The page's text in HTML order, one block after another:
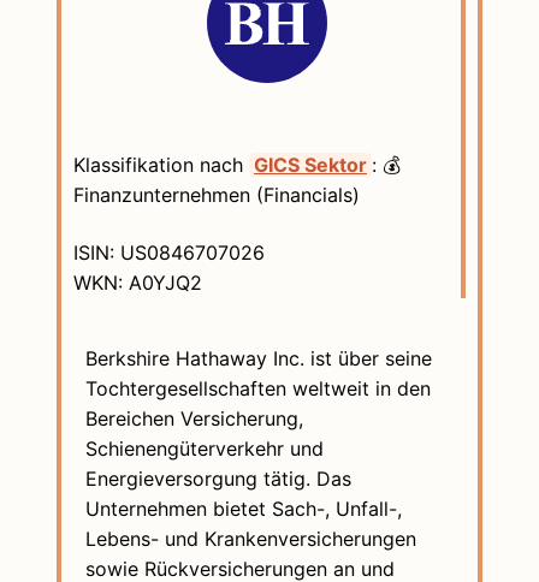
Klassifikation nach GICS Sektor : 💰
Finanzunternehmen (Financials)
ISIN: US0846707026
WKN: A0YJQ2
Berkshire Hathaway Inc. ist über seine
Tochtergesellschaften weltweit in den
Bereichen Versicherung,
Schienengüterverkehr und
Energieversorgung tätig. Das
Unternehmen bietet Sach-, Unfall-,
Lebens- und Krankenversicherungen
sowie Rückversicherungen an und